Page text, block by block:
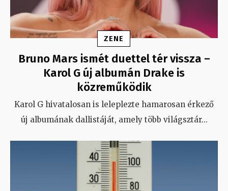
ZENE
Bruno Mars ismét duettel tér vissza –
Karol G új albumán Drake is
közreműködik
Karol G hivatalosan is leleplezte hamarosan érkező
új albumának dallistáját, amely több világsztár...